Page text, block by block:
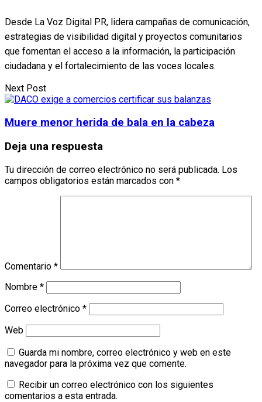
Desde La Voz Digital PR, lidera campañas de comunicación,
estrategias de visibilidad digital y proyectos comunitarios
que fomentan el acceso a la información, la participación
ciudadana y el fortalecimiento de las voces locales.
Next Post
Muere menor herida de bala en la cabeza
Deja una respuesta
Tu dirección de correo electrónico no será publicada. Los
campos obligatorios están marcados con *
Comentario *
Nombre *
Correo electrónico *
Web
Guarda mi nombre, correo electrónico y web en este
navegador para la próxima vez que comente.
Recibir un correo electrónico con los siguientes
comentarios a esta entrada.